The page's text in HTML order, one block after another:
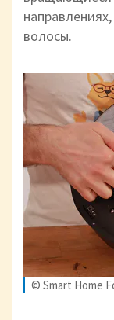
волосы.
© Smart Home